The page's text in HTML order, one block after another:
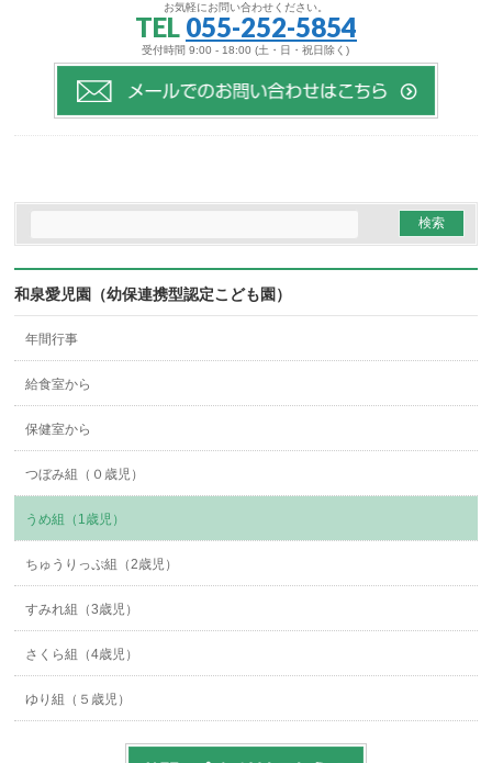
お気軽にお問い合わせください。
TEL 055-252-5854
受付時間 9:00 - 18:00 (土・日・祝日除く)
和泉愛児園（幼保連携型認定こども園）
年間行事
給食室から
保健室から
つぼみ組（０歳児）
うめ組（1歳児）
ちゅうりっぷ組（2歳児）
すみれ組（3歳児）
さくら組（4歳児）
ゆり組（５歳児）